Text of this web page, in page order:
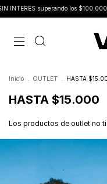
superando los $100.000 |
Inicio OUTLET HASTA
HASTA $15.000
Los productos de outlet no